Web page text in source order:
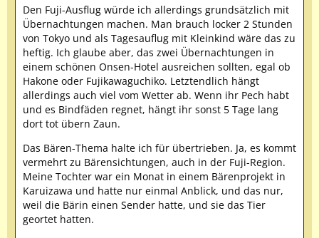
Den Fuji-Ausflug würde ich allerdings grundsätzlich mit
Übernachtungen machen. Man brauch locker 2 Stunden
von Tokyo und als Tagesauflug mit Kleinkind wäre das zu
heftig. Ich glaube aber, das zwei Übernachtungen in
einem schönen Onsen-Hotel ausreichen sollten, egal ob
Hakone oder Fujikawaguchiko. Letztendlich hängt
allerdings auch viel vom Wetter ab. Wenn ihr Pech habt
und es Bindfäden regnet, hängt ihr sonst 5 Tage lang
dort tot übern Zaun.
Das Bären-Thema halte ich für übertrieben. Ja, es kommt
vermehrt zu Bärensichtungen, auch in der Fuji-Region.
Meine Tochter war ein Monat in einem Bärenprojekt in
Karuizawa und hatte nur einmal Anblick, und das nur,
weil die Bärin einen Sender hatte, und sie das Tier
geortet hatten.